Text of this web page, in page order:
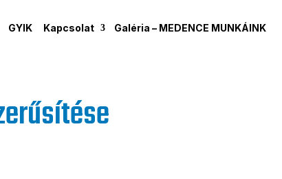
GYIK Kapcsolat Galéria – MEDENCE MUNKÁINK